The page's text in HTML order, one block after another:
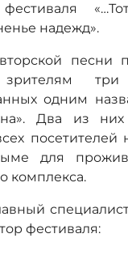
фестиваля
надежд».
песни
три
одним
Два из них
посетителей
для
комплекса.
фестиваля: